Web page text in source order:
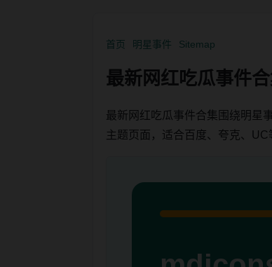
首页 明星事件 Sitemap
最新网红吃瓜事件
最新网红吃瓜事件合集围绕明星
主题页面，适合百度、夸克、UC